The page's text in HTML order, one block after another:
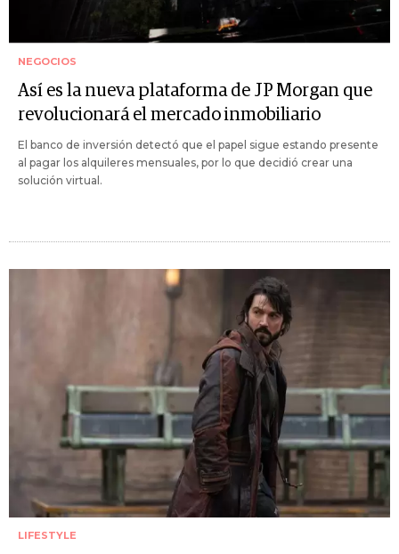
NEGOCIOS
Así es la nueva plataforma de JP Morgan que
revolucionará el mercado inmobiliario
El banco de inversión detectó que el papel sigue estando presente
al pagar los alquileres mensuales, por lo que decidió crear una
solución virtual.
LIFESTYLE